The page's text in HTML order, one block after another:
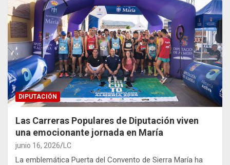
DIPUTACIÓN
Las Carreras Populares de Diputación viven
una emocionante jornada en María
junio 16, 2026 LC
La emblemática Puerta del Convento de Sierra María ha